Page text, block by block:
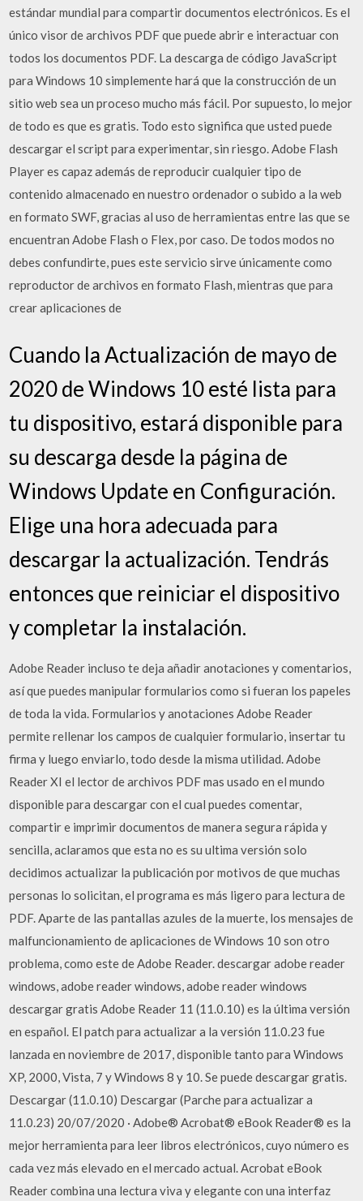
estándar mundial para compartir documentos electrónicos. Es el
único visor de archivos PDF que puede abrir e interactuar con
todos los documentos PDF. La descarga de código JavaScript
para Windows 10 simplemente hará que la construcción de un
sitio web sea un proceso mucho más fácil. Por supuesto, lo mejor
de todo es que es gratis. Todo esto significa que usted puede
descargar el script para experimentar, sin riesgo. Adobe Flash
Player es capaz además de reproducir cualquier tipo de
contenido almacenado en nuestro ordenador o subido a la web
en formato SWF, gracias al uso de herramientas entre las que se
encuentran Adobe Flash o Flex, por caso. De todos modos no
debes confundirte, pues este servicio sirve únicamente como
reproductor de archivos en formato Flash, mientras que para
crear aplicaciones de
Cuando la Actualización de mayo de
2020 de Windows 10 esté lista para
tu dispositivo, estará disponible para
su descarga desde la página de
Windows Update en Configuración.
Elige una hora adecuada para
descargar la actualización. Tendrás
entonces que reiniciar el dispositivo
y completar la instalación.
Adobe Reader incluso te deja añadir anotaciones y comentarios,
así que puedes manipular formularios como si fueran los papeles
de toda la vida. Formularios y anotaciones Adobe Reader
permite rellenar los campos de cualquier formulario, insertar tu
firma y luego enviarlo, todo desde la misma utilidad. Adobe
Reader XI el lector de archivos PDF mas usado en el mundo
disponible para descargar con el cual puedes comentar,
compartir e imprimir documentos de manera segura rápida y
sencilla, aclaramos que esta no es su ultima versión solo
decidimos actualizar la publicación por motivos de que muchas
personas lo solicitan, el programa es más ligero para lectura de
PDF. Aparte de las pantallas azules de la muerte, los mensajes de
malfuncionamiento de aplicaciones de Windows 10 son otro
problema, como este de Adobe Reader. descargar adobe reader
windows, adobe reader windows, adobe reader windows
descargar gratis Adobe Reader 11 (11.0.10) es la última versión
en español. El patch para actualizar a la versión 11.0.23 fue
lanzada en noviembre de 2017, disponible tanto para Windows
XP, 2000, Vista, 7 y Windows 8 y 10. Se puede descargar gratis.
Descargar (11.0.10) Descargar (Parche para actualizar a
11.0.23) 20/07/2020 · Adobe® Acrobat® eBook Reader® es la
mejor herramienta para leer libros electrónicos, cuyo número es
cada vez más elevado en el mercado actual. Acrobat eBook
Reader combina una lectura viva y elegante con una interfaz